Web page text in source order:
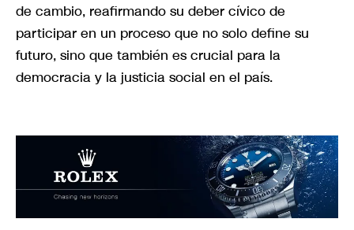
de cambio, reafirmando su deber cívico de
participar en un proceso que no solo define su
futuro, sino que también es crucial para la
democracia y la justicia social en el país.